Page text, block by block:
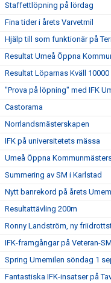
Staffettlöpning på lördag
Fina tider i årets Varvetmil
Hjälp till som funktionär på
Resultat Umeå Öppna
Resultat Löparnas Kväll 10000
"Prova på löpning" med IFK
Castorama
Norrlandsmästerskapen
IFK på universitetets mässa
Umeå Öppna
Summering av SM i Karlstad
Nytt banrekord på årets
Resultattävling 200m
Ronny Landström, ny
IFK-framgångar på Veteran-SM
Spring Umemilen söndag 1
Fantastiska IFK-insatser på